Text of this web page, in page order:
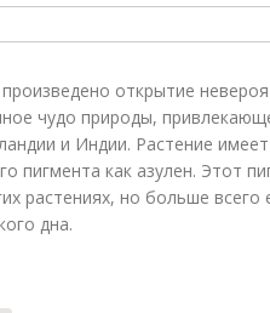
открытие
чудо природы,
и Индии. Растение
пигмента как азулен. Этот
растениях, но больше
дна.